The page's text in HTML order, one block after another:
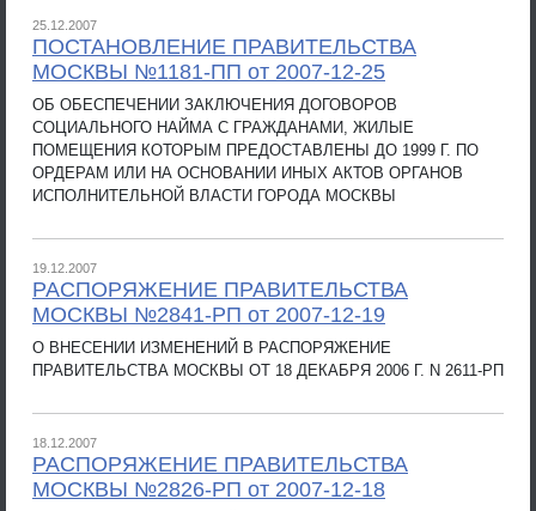
25.12.2007
ПОСТАНОВЛЕНИЕ ПРАВИТЕЛЬСТВА
МОСКВЫ №1181-ПП от 2007-12-25
ОБ ОБЕСПЕЧЕНИИ ЗАКЛЮЧЕНИЯ ДОГОВОРОВ
СОЦИАЛЬНОГО НАЙМА С ГРАЖДАНАМИ, ЖИЛЫЕ
ПОМЕЩЕНИЯ КОТОРЫМ ПРЕДОСТАВЛЕНЫ ДО 1999 Г. ПО
ОРДЕРАМ ИЛИ НА ОСНОВАНИИ ИНЫХ АКТОВ ОРГАНОВ
ИСПОЛНИТЕЛЬНОЙ ВЛАСТИ ГОРОДА МОСКВЫ
19.12.2007
РАСПОРЯЖЕНИЕ ПРАВИТЕЛЬСТВА
МОСКВЫ №2841-РП от 2007-12-19
О ВНЕСЕНИИ ИЗМЕНЕНИЙ В РАСПОРЯЖЕНИЕ
ПРАВИТЕЛЬСТВА МОСКВЫ ОТ 18 ДЕКАБРЯ 2006 Г. N 2611-РП
18.12.2007
РАСПОРЯЖЕНИЕ ПРАВИТЕЛЬСТВА
МОСКВЫ №2826-РП от 2007-12-18